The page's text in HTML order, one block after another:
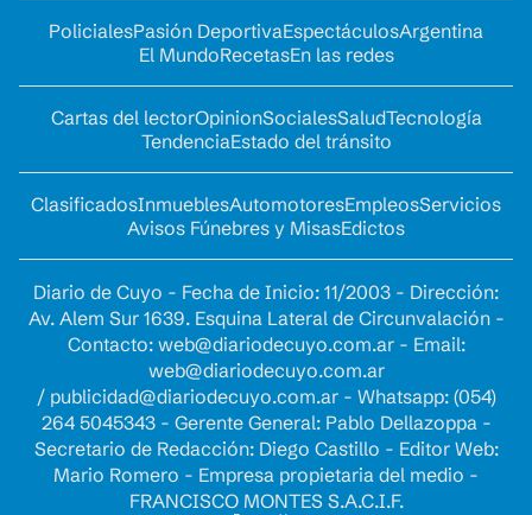
PolicialesPasión DeportivaEspectáculosArgentina
El MundoRecetasEn las redes
Cartas del lectorOpinionSocialesSaludTecnología
TendenciaEstado del tránsito
ClasificadosInmueblesAutomotoresEmpleosServicios
Avisos Fúnebres y MisasEdictos
Diario de Cuyo - Fecha de Inicio: 11/2003 - Dirección:
Av. Alem Sur 1639. Esquina Lateral de Circunvalación -
Contacto: web@diariodecuyo.com.ar- Email:
web@diariodecuyo.com.ar
/ publicidad@diariodecuyo.com.ar- Whatsapp: (054)
264 5045343 - Gerente General: Pablo Dellazoppa -
Secretario de Redacción: Diego Castillo - Editor Web:
Mario Romero - Empresa propietaria del medio -
FRANCISCO MONTES S.A.C.I.F.